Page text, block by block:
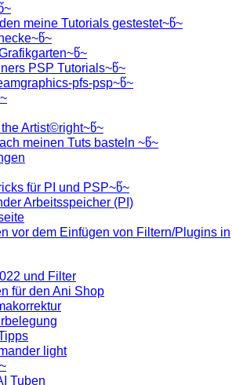
meine Tutorials gestestet~წ~
PSP Tutorials~წ~
pfs-psp~წ~
Artist©right~წ~
meinen Tuts basteln ~წ~
für PI und PSP~წ~
Arbeitsspeicher (PI)
vor dem Einfügen von Filtern/Plugins in
und Filter
für den Ani Shop
light
Tuben